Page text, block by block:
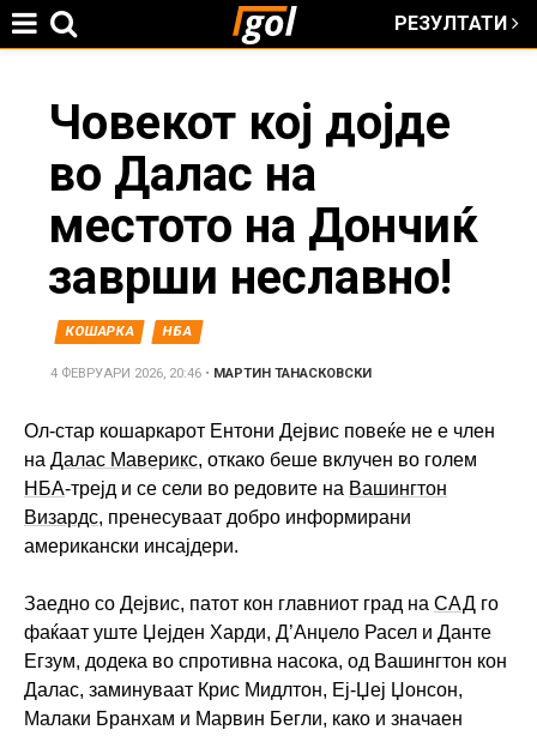
РЕЗУЛТАТИ
here
Човекот кој дојде
во Далас на
местото на Дончиќ
заврши неславно!
КОШАРКА НБА
4 ФЕВРУАРИ 2026, 20:46 • МАРТИН ТАНАСКОВСКИ
Ол-стар кошаркарот Ентони Дејвис повеќе не е член
на Далас Маверикс, откако беше вклучен во голем
НБА-трејд и се сели во редовите на Вашингтон
Визардс, пренесуваат добро информирани
американски инсајдери.
Заедно со Дејвис, патот кон главниот град на САД го
фаќаат уште Џејден Харди, Д’Анџело Расел и Данте
Егзум, додека во спротивна насока, од Вашингтон кон
Далас, заминуваат Крис Мидлтон, Еј-Џеј Џонсон,
Малаки Бранхам и Марвин Бегли, како и значаен